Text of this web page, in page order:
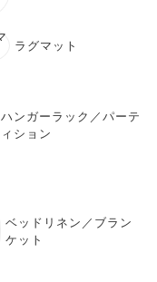
ラグマット
ハンガーラック／パーテ
ィション
ベッドリネン／ブラン
ケット